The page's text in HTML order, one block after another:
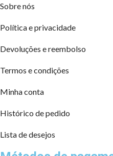
Sobre nós
Política e privacidade
Devoluções e reembolso
Termos e condições
Minha conta
Histórico de pedido
Lista de desejos